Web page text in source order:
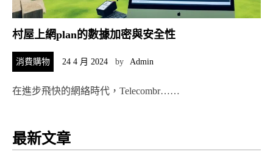
村屋上網plan的數據加密與安全性
消費購物 24 4 月 2024 by Admin
在進步飛快的網絡時代，Telecombr……
最新文章